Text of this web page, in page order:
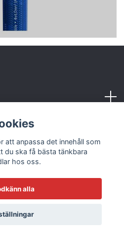
Powered by Quickbutik
att anpassa det innehåll som
du ska få bästa tänkbara
hos oss.
alla